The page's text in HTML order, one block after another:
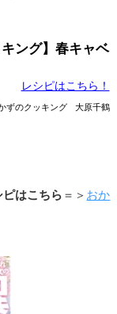
キング】春キャベ
レシピはこちら！
ずのクッキング 大原千鶴
はこちら ＝＞ おか